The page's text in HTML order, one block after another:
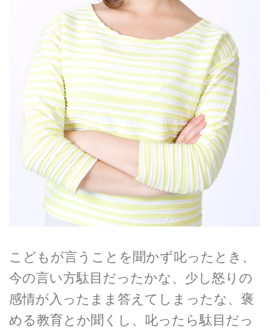
こどもが言うことを聞かず叱ったとき、
今の言い方駄目だったかな、少し怒りの
感情が入ったまま答えてしまったな、褒
める教育とか聞くし、叱ったら駄目だっ